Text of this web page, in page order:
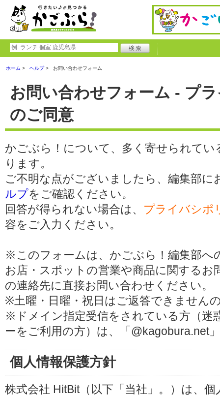
ホーム ヘルプ お問い合わせフォーム
お問い合わせフォーム - プ
のご同意
かごぶら！について、多く寄せられてい
ります。
ご不明な点がございましたら、編集部
ルプをご確認ください。
回答が得られない場合は、 プライバシポ
容をご入力ください。
※このフォームは、かごぶら！編集部へ
お店・スポットの営業や商品に関する
の連絡先に直接お問い合わせください。
※土曜・日曜・祝日はご返答できません
※ドメイン指定受信をされている方（迷
ーをご利用の方）は、「@kagobura.net
個人情報保護方針
株式会社 HitBit（以下「当社」。）は、